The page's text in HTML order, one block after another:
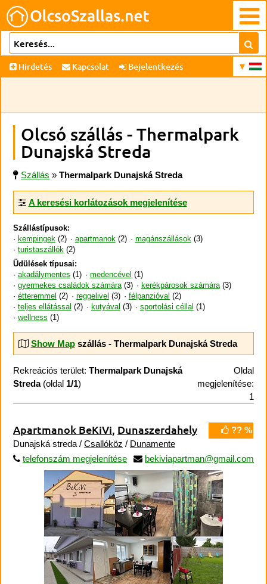
Hirdetés Kapcsolat Bejelentkezés
Olcsó szállás - Thermalpark
Dunajská Streda
Szállás » Thermalpark Dunajská Streda
A keresési korlátozások megjelenítése
Szállástípusok:
kempingek(2) apartmanok(2) magánszállások(3)
turistaszállók(2)
Üdülések típusai:
akadálymentes (1) medencével (1)
gyermekes családok számára(3) kerékpárosok számára(3)
étteremmel (2) reggelivel (3) félpanzióval (2)
teljes ellátással (2) kutyával (3) sportolási céllal (1)
wellness (1)
Show Mapszállás - Thermalpark Dunajská Streda
Rekreációs terület: Thermalpark Dunajská
Streda(oldal 1/1)
Oldal
megjelenítése:
1
?? %
Apartmanok BeKiVi, Dunaszerdahely
Dunajská streda / Csallóköz / Dunamente
telefonszám megjelenítése
bekiviapartman@gmail.com